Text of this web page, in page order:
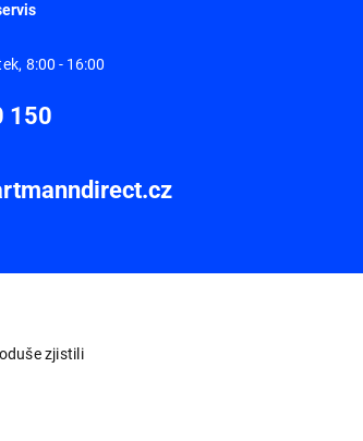
zjistili
8:00 - 16:00
150